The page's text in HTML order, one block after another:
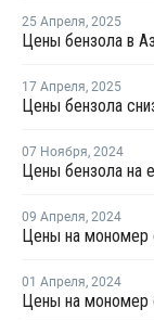
25 Апреля, 2025
Цены бензола в
17 Апреля, 2025
Цены бензола
07 Ноября, 2024
Цены бензола на
09 Апреля, 2024
Цены на мономер
01 Апреля, 2024
Цены на мономер